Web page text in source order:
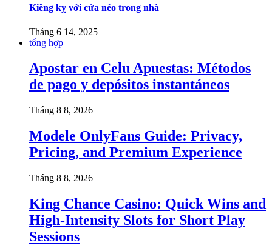
Kiêng kỵ với cửa nẻo trong nhà
Tháng 6 14, 2025
tổng hợp
Apostar en Celu Apuestas: Métodos
de pago y depósitos instantáneos
Tháng 8 8, 2026
Modele OnlyFans Guide: Privacy,
Pricing, and Premium Experience
Tháng 8 8, 2026
King Chance Casino: Quick Wins and
High-Intensity Slots for Short Play
Sessions